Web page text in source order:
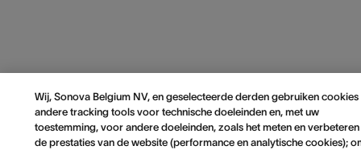
Wij, Sonova Belgium NV, en geselecteerde derden gebruiken cookies
andere tracking tools voor technische doeleinden en, met uw
toestemming, voor andere doeleinden, zoals het meten en
de prestaties van de website (performance en analytische cookies);